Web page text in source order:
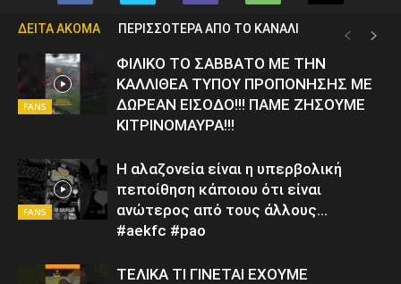
ΔΕΙΤΑ ΑΚΟΜΑ ΠΕΡΙΣΣΟΤΕΡΑ ΑΠΟ ΤΟ ΚΑΝΑΛΙ
FANS
ΦΙΛΙΚΟ ΤΟ ΣΑΒΒΑΤΟ ΜΕ ΤΗΝ
ΚΑΛΛΙΘΕΑ ΤΥΠΟΥ ΠΡΟΠΟΝΗΣΗΣ ΜΕ
ΔΩΡΕΑΝ ΕΙΣΟΔΟ!!! ΠΑΜΕ ΖΗΣΟΥΜΕ
ΚΙΤΡΙΝΟΜΑΥΡΑ!!!
FANS
Η αλαζονεία είναι η υπερβολική
πεποίθηση κάποιου ότι είναι
ανώτερος από τους άλλους…
#aekfc #pao
ΤΕΛΙΚΑ ΤΙ ΓΙΝΕΤΑΙ ΕΧΟΥΜΕ